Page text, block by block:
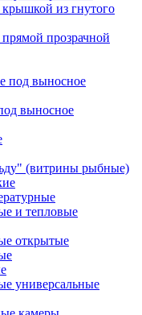
из гнутого
прозрачной
под выносное
выносное
(витрины рыбные)
и тепловые
открытые
универсальные